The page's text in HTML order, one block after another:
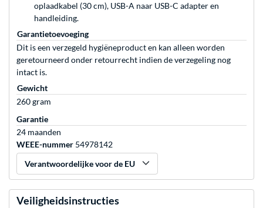
oplaadkabel (30 cm), USB-A naar USB-C adapter en
handleiding.
Garantietoevoeging
Dit is een verzegeld hygiëneproduct en kan alleen worden
geretourneerd onder retourrecht indien de verzegeling nog
intact is.
Gewicht
260 gram
Garantie
24 maanden
WEEE-nummer 54978142
Verantwoordelijke voor de EU
Veiligheidsinstructies